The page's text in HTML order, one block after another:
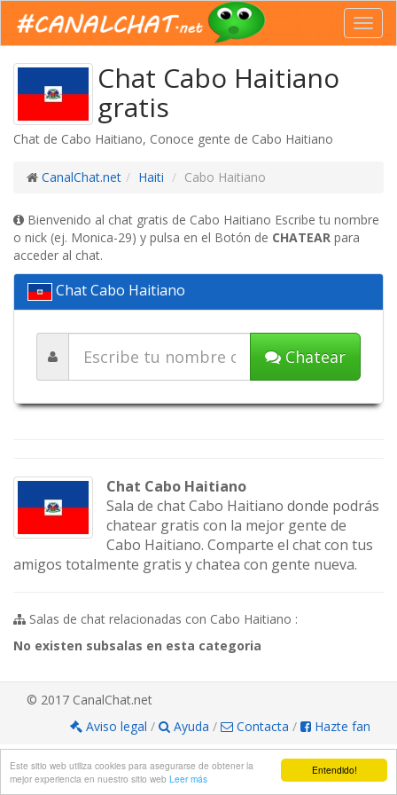
Entendido!
Este sitio web utiliza cookies para asegurarse de obtener la
mejor experiencia en nuestro sitio web Leer más
Chat Cabo Haitiano
gratis
Chat de Cabo Haitiano, Conoce gente de Cabo Haitiano
CanalChat.net Haiti Cabo Haitiano
Bienvenido al chat gratis de Cabo Haitiano Escribe tu nombre
o nick (ej. Monica-29) y pulsa en el Botón de CHATEAR para
acceder al chat.
Chat Cabo Haitiano
Chatear
Chat Cabo Haitiano
Sala de chat Cabo Haitiano donde podrás
chatear gratis con la mejor gente de
Cabo Haitiano. Comparte el chat con tus
amigos totalmente gratis y chatea con gente nueva.
Salas de chat relacionadas con Cabo Haitiano :
No existen subsalas en esta categoria
© 2017 CanalChat.net
Aviso legal / Ayuda / Contacta / Hazte fan